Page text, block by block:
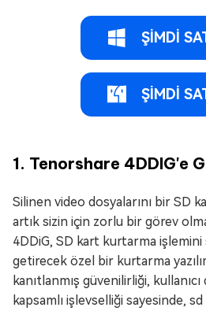
ŞİMDİ
ŞİMDİ
1. Tenorshare 4DDIG'e
Silinen video dosyalarını bir SD
artık sizin için zorlu bir görev
4DDiG, SD kart kurtarma işlemini
getirecek özel bir kurtarma
kanıtlanmış güvenilirliği,
kapsamlı işlevselliği sayesinde,